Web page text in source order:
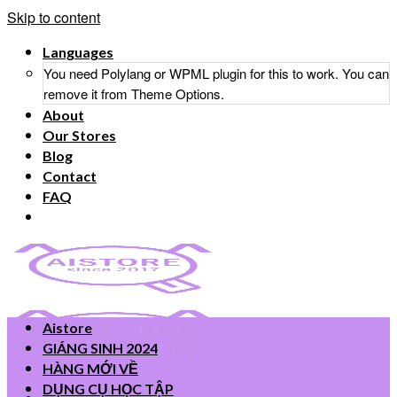
Skip to content
Languages
You need Polylang or WPML plugin for this to work. You can
remove it from Theme Options.
About
Our Stores
Blog
Contact
FAQ
Aistore
GIÁNG SINH 2024
HÀNG MỚI VỀ
DỤNG CỤ HỌC TẬP